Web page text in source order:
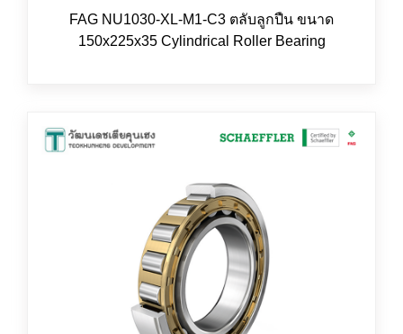
FAG NU1030-XL-M1-C3 ตลับลูกปืน ขนาด
150x225x35 Cylindrical Roller Bearing